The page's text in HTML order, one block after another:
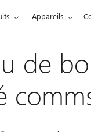
Appareils
de